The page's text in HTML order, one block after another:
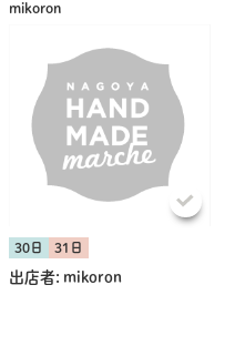
mikoron
30日 31日
出店者: mikoron